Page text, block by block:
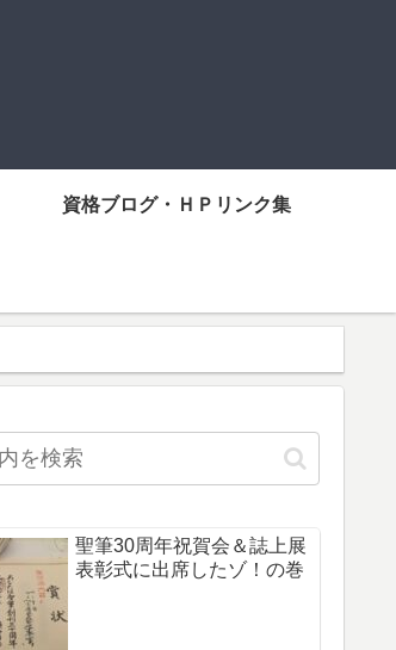
資格ブログ・ＨＰリンク集
聖筆30周年祝賀会＆誌上展
表彰式に出席したゾ！の巻